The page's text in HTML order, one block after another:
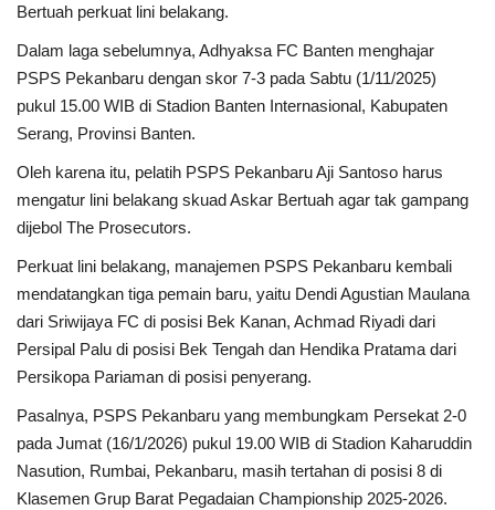
Bertuah perkuat lini belakang.
Dalam laga sebelumnya, Adhyaksa FC Banten menghajar
PSPS Pekanbaru dengan skor 7-3 pada Sabtu (1/11/2025)
pukul 15.00 WIB di Stadion Banten Internasional, Kabupaten
Serang, Provinsi Banten.
Oleh karena itu, pelatih PSPS Pekanbaru Aji Santoso harus
mengatur lini belakang skuad Askar Bertuah agar tak gampang
dijebol The Prosecutors.
Perkuat lini belakang, manajemen PSPS Pekanbaru kembali
mendatangkan tiga pemain baru, yaitu Dendi Agustian Maulana
dari Sriwijaya FC di posisi Bek Kanan, Achmad Riyadi dari
Persipal Palu di posisi Bek Tengah dan Hendika Pratama dari
Persikopa Pariaman di posisi penyerang.
Pasalnya, PSPS Pekanbaru yang membungkam Persekat 2-0
pada Jumat (16/1/2026) pukul 19.00 WIB di Stadion Kaharuddin
Nasution, Rumbai, Pekanbaru, masih tertahan di posisi 8 di
Klasemen Grup Barat Pegadaian Championship 2025-2026.